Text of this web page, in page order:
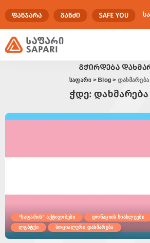
ᲤᲐᲜᲯᲐᲠᲐ ᲒᲐᲜᲫᲘ SAFE YOU
ᲒᲭᲘᲠᲓᲔᲑᲐ
საფარი > Blog > დახმარება
ჭდე: დახმარება
"საფარის" აქტივობები
დონაციის სიახლეები
ლგბტქი
სოციალური დახმარება